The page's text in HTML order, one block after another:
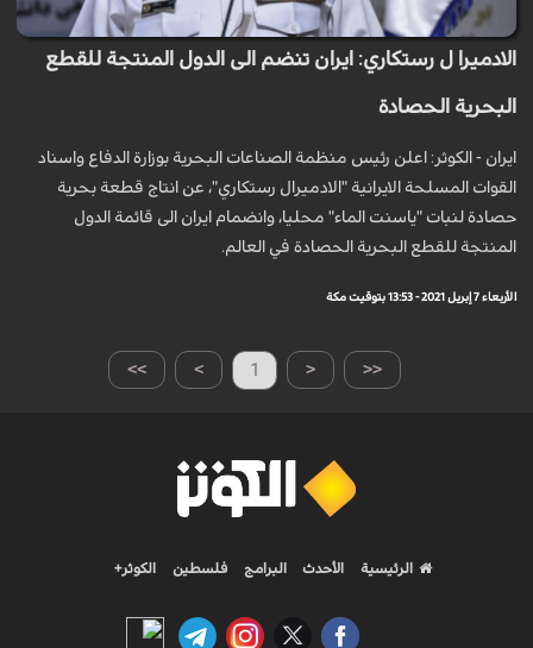
الادميرا ل رستكاري: ايران تنضم الى الدول المنتجة للقطع
البحرية الحصادة
ايران - الكوثر: اعلن رئيس منظمة الصناعات البحرية بوزارة الدفاع واسناد
القوات المسلحة الايرانية "الادميرال رستكاري"، عن انتاج قطعة بحرية
حصادة لنبات "ياسنت الماء" محليا، وانضمام ايران الى قائمة الدول
المنتجة للقطع البحرية الحصادة في العالم.
الأربعاء 7 إبريل 2021 - 13:53 بتوقيت مكة
>> > 1 < <<
الرئيسية الأحدث البرامج فلسطين الكوثر+